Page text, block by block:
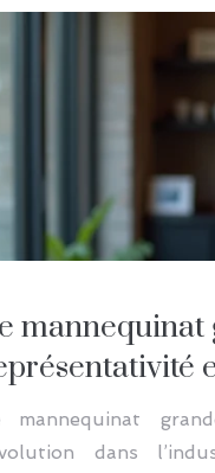
mannequinat
mannequinat
dans